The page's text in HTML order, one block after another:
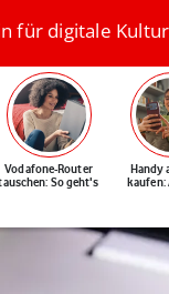
für digitale Kultur
Vodafone-Router
So geht's
Handy
kaufen: